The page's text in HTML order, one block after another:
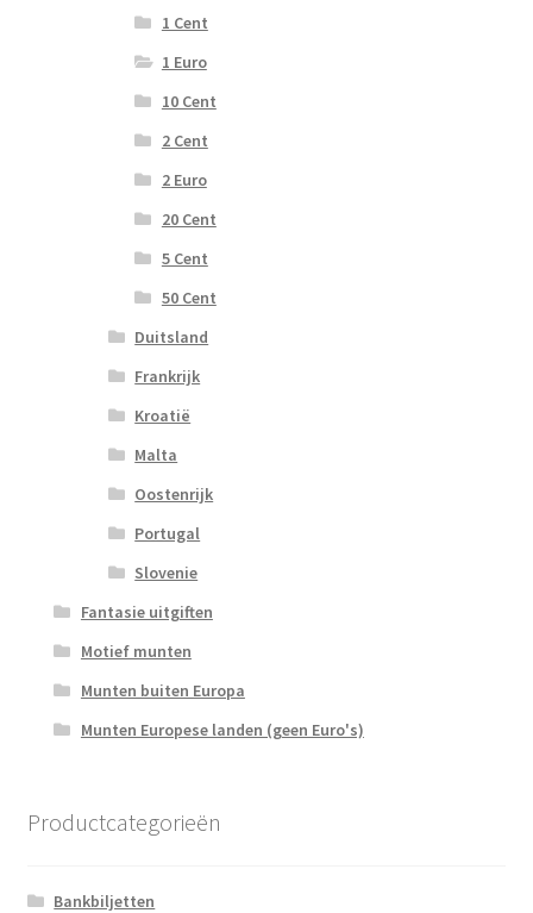
1 Cent
1 Euro
10 Cent
2 Cent
2 Euro
20 Cent
5 Cent
50 Cent
Duitsland
Frankrijk
Kroatië
Malta
Oostenrijk
Portugal
Slovenie
Fantasie uitgiften
Motief munten
Munten buiten Europa
Munten Europese landen (geen Euro's)
Productcategorieën
Bankbiljetten